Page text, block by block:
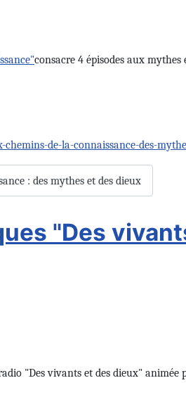
consacre 4 épisodes aux
de-la-connaissance-des-
: des mythes et des dieux
"Des
"Des vivants et des dieux"